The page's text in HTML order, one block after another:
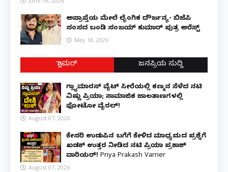
ಅಪ್ರಾಪ್ತೆಯ ಮೇಲೆ ಲೈಂಗಿಕ ದೌರ್ಜನ್ಯ- ಬಿಜೆಪಿ
ಸಂಸದ ಬಂಡಿ ಸಂಜಯ್ ಕುಮಾರ್ ಪುತ್ರ ಅರೆಸ್ಟ್
May 18, 2026
ಗ್ಲಾಮರ್ ಜನಪ್ರಿಯ ಸುದ್ದಿ
ಗ್ಲ್ಯಾಮಾರಸ್ ವೈಟ್‌ ಸೀರೆಯಲ್ಲಿ ಕಣ್ಮನ ಸೆಳೆದ ನಟಿ
ವಿಷ್ಣು ಪ್ರಿಯಾ; ಸಾಮಾಜಿಕ ಜಾಲತಾಣಗಳಲ್ಲಿ
ಫೋಟೋ ವೈರಲ್!
August 07, 2026
ಕೇಸರಿ ಉಡುಪಿನ ಬಗೆಗೆ ಕೇಳಿದ ಮಾಧ್ಯಮದ ಪ್ರಶ್ನೆಗೆ
ಖಡಕ್ ಉತ್ತರ ನೀಡಿದ ನಟಿ ಪ್ರಿಯಾ ಪ್ರಕಾಶ್
ವಾರಿಯರ್! Priya Prakash Varrier
August 07, 2026